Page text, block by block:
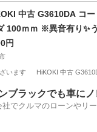
レシプロソー
中古 G3610DA コ
100ｍｍ ※異音有り✨
円
います HiKOKI 中古
他 異音
ブラックでも車に
社でクルマのローンやリ